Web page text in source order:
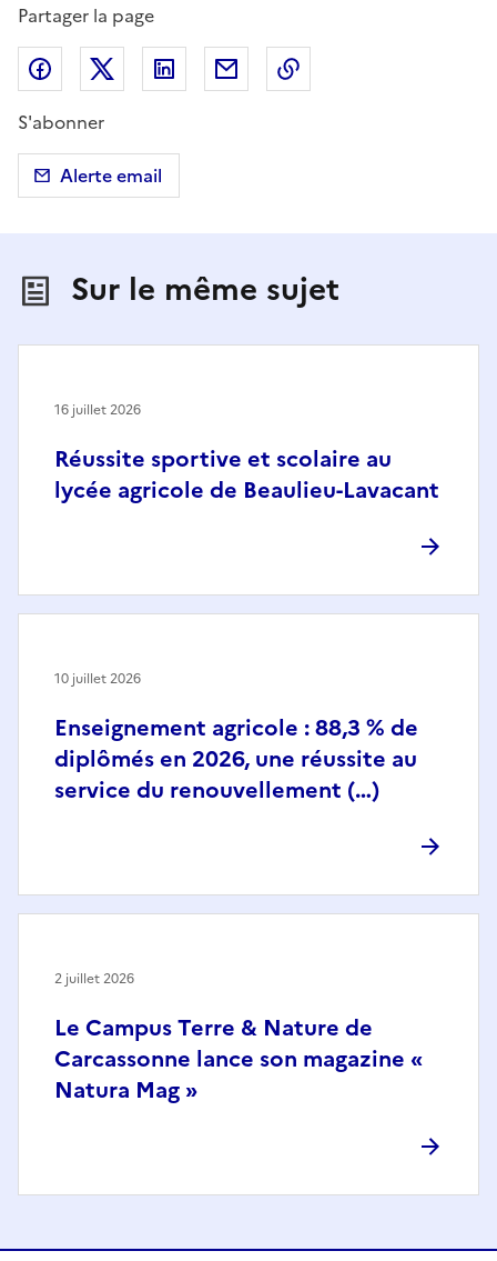
Partager la page
Partager sur Facebook
Partager sur X (anciennement Twitter)
Partager sur LinkedIn
Partager par email
S'abonner
Alerte email
Sur le même sujet
Réussite sportive et scolaire au
lycée agricole de Beaulieu-Lavacant
16 juillet 2026
Enseignement agricole : 88,3 % de
diplômés en 2026, une réussite au
service du renouvellement (…)
10 juillet 2026
Le Campus Terre & Nature de
Carcassonne lance son magazine «
Natura Mag »
2 juillet 2026